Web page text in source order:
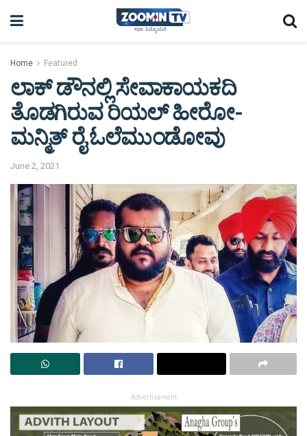
Home Featured
ಲಾಕ್ ಡೌನಲ್ಲಿ ಸೇವಾಕಾಯಕದಿ
ತೊಡಗಿರುವ ರಿಯಲ್ ಹೀರೋ-
ಮನ್ಮಿತ್ ರೈ ಓಲೆಮುಂಡೋವು
June 2, 2021
Advertisement